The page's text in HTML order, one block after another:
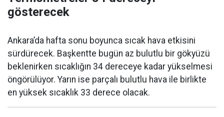
gösterecek
Ankara’da hafta sonu boyunca sıcak hava etkisini
sürdürecek. Başkentte bugün az bulutlu bir gökyüzü
beklenirken sıcaklığın 34 dereceye kadar yükselmesi
öngörülüyor. Yarın ise parçalı bulutlu hava ile birlikte
en yüksek sıcaklık 33 derece olacak.